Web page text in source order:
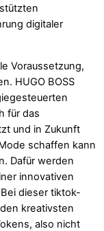
digitaler
Voraussetzung,
HUGO BOSS
für das
und in Zukunft
schaffen kann
Dafür werden
innovativen
dieser tiktok-
kreativsten
also nicht